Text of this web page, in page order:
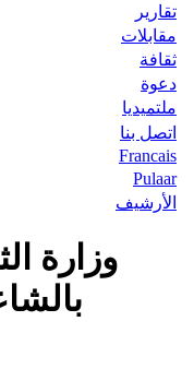
تقارير
مقابلات
ثقافة
دعوة
ملتميديا
اتصل بنا
Francais
Pulaar
الأرشيف
وزارة